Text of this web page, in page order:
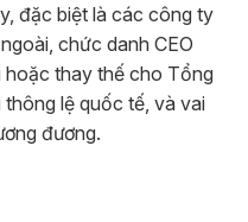
đặc biệt là các công ty
chức danh CEO
thay thế cho Tổng
lệ quốc tế, và vai
đương.